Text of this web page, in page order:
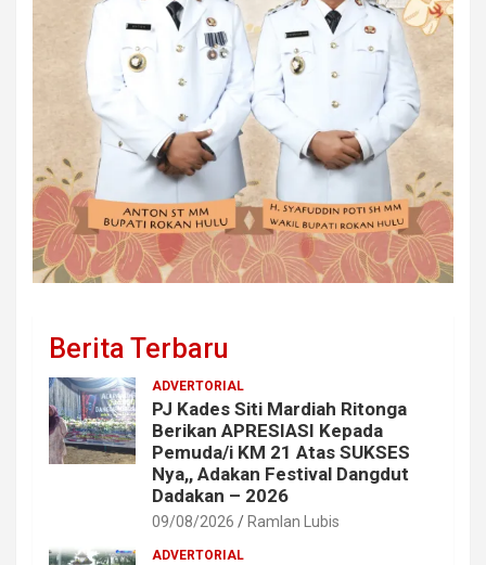
Berita Terbaru
ADVERTORIAL
PJ Kades Siti Mardiah Ritonga
Berikan APRESIASI Kepada
Pemuda/i KM 21 Atas SUKSES
Nya,, Adakan Festival Dangdut
Dadakan – 2026
09/08/2026 Ramlan Lubis
ADVERTORIAL